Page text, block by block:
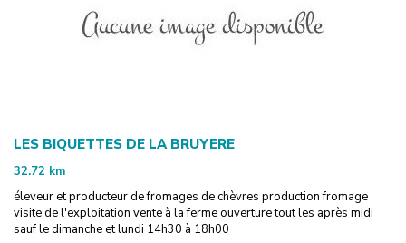
LES BIQUETTES DE LA BRUYERE
32.72 km
éleveur et producteur de fromages de chèvres production fromage
visite de l'exploitation vente à la ferme ouverture tout les après midi
sauf le dimanche et lundi 14h30 à 18h00